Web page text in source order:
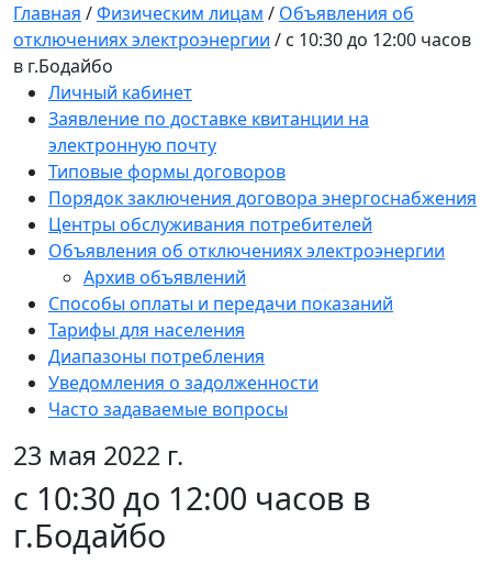
Главная /Физическим лицам / Объявления об
отключениях электроэнергии / с 10:30 до 12:00 часов
в г.Бодайбо
Личный кабинет
Заявление по доставке квитанции на
электронную почту
Типовые формы договоров
Порядок заключения договора энергоснабжения
Центры обслуживания потребителей
Объявления об отключениях электроэнергии
Архив объявлений
Способы оплаты и передачи показаний
Тарифы для населения
Диапазоны потребления
Уведомления о задолженности
Часто задаваемые вопросы
23 мая 2022 г.
с 10:30 до 12:00 часов в
г.Бодайбо